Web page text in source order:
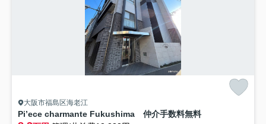
大阪市福島区海老江
Pi’ece charmante Fukushima 仲介手数料無料